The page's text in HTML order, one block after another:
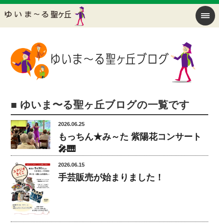
■ ゆいま〜る聖ヶ丘ブログの一覧です
2026.06.25
もっちん★み～た 紫陽花コンサート
🎤🎹
2026.06.15
手芸販売が始まりました！